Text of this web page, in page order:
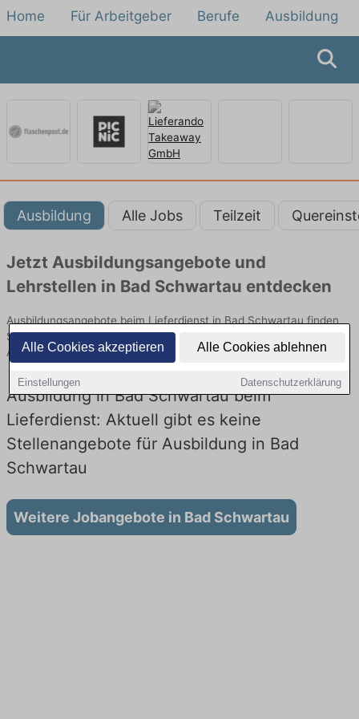
Alle Cookies akzeptieren Alle Cookies ablehnen
Einstellungen Datenschutzerklärung
Home Für Arbeitgeber Berufe Ausbildung
Ausbildung Alle Jobs Teilzeit
Jetzt Ausbildungsangebote und
Lehrstellen in Bad Schwartau entdecken
Ausbildungsangebote beim Lieferdienst in Bad Schwartau finden
Sie von namhaften Firmen. Entdecken Sie freie Optionen von Top-
Arbeitgebern und bewerben Sie sich noch heute.
Ausbildung in Bad Schwartau beim
Lieferdienst: Aktuell gibt es keine
Stellenangebote für Ausbildung in Bad
Schwartau
Weitere Jobangebote in Bad Schwartau